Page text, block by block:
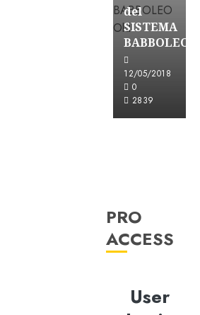
del
SISTEMA
BABBOLEO
12/05/2018
0
2839
PRO
ACCESS
User